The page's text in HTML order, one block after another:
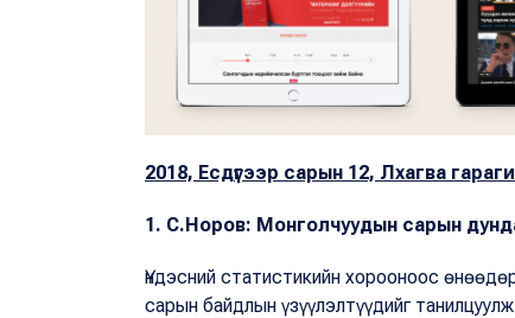
2018, Есдүгээр сарын 12, Лхагва
1. С.Норов: Монголчуудын сарын
Үндэсний статистикийн хорооноос
сарын байдлын үзүүлэлтүүдийг